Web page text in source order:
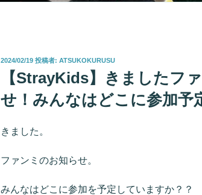
投
2024/02/19 投稿者: ATSUKOKURUSU
【StrayKids】きましたフ
せ！みんなはどこに参加予
きました。
ファンミのお知らせ。
みんなはどこに参加を予定していますか？？